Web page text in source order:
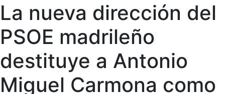
La nueva dirección del
PSOE madrileño
destituye a Antonio
Miguel Carmona como